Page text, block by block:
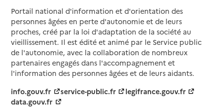
Portail national d'information et d'orientation des
personnes âgées en perte d'autonomie et de leurs
proches, créé par la loi d'adaptation de la société au
vieillissement. Il est édité et animé par le Service public
de l'autonomie, avec la collaboration de nombreux
partenaires engagés dans l'accompagnement et
l'information des personnes âgées et de leurs aidants.
info.gouv.fr
service-public.fr
legifrance.gouv.fr
data.gouv.fr